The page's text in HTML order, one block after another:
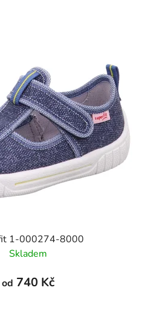
1-000274-8000
Skladem
od 740 Kč